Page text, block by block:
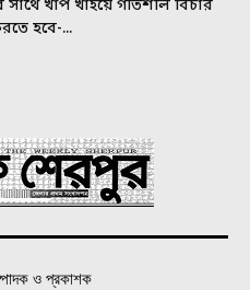
সাথে খাপ খাইয়ে গতিশীল বিচার
হবে-...
ও প্রকাশক